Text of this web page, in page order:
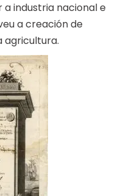
industria nacional e
a creación de
agricultura.